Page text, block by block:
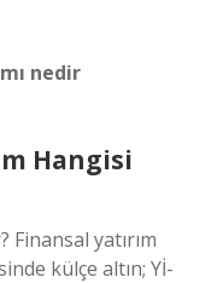
nedir
Hangisi
Finansal yatırım
külçe altın; Yİ-